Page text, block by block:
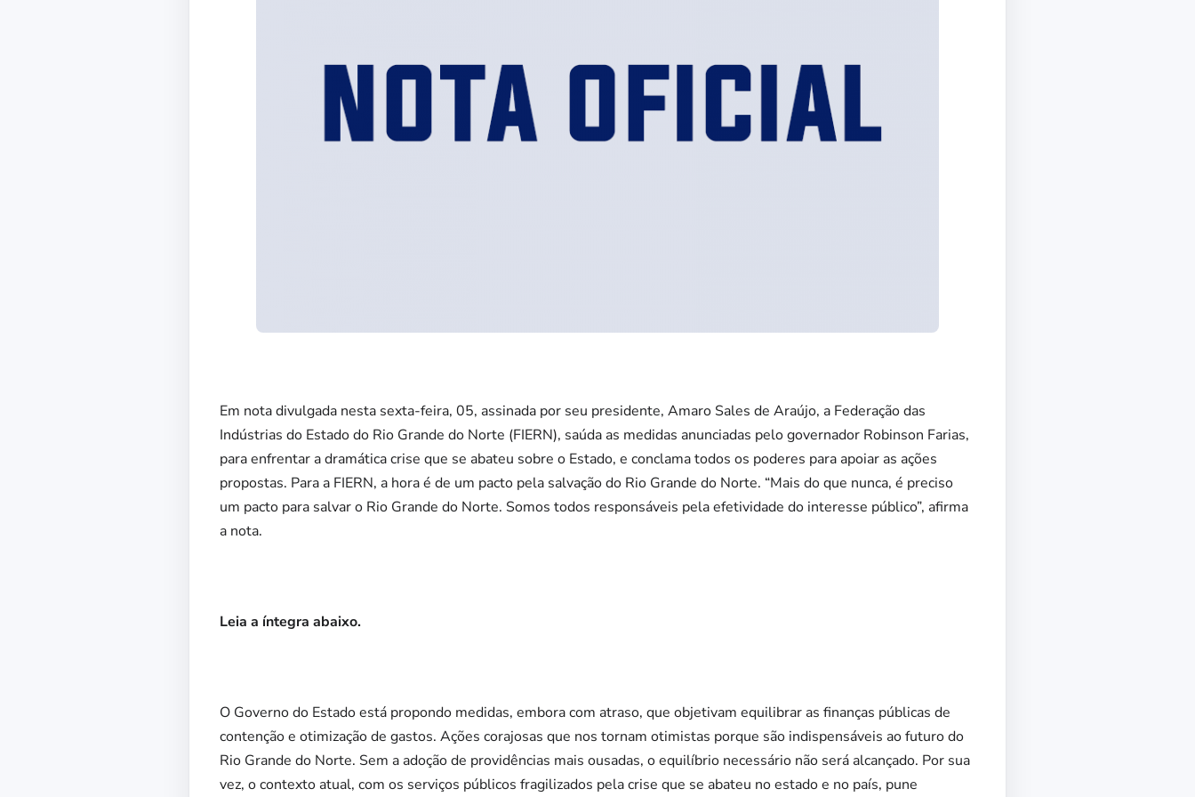
Em nota divulgada nesta sexta-feira, 05, assinada por seu presidente, Amaro Sales de Araújo, a Federação das
Indústrias do Estado do Rio Grande do Norte (FIERN), saúda as medidas anunciadas pelo governador Robinson Farias,
para enfrentar a dramática crise que se abateu sobre o Estado, e conclama todos os poderes para apoiar as ações
propostas. Para a FIERN, a hora é de um pacto pela salvação do Rio Grande do Norte. “Mais do que nunca, é preciso
um pacto para salvar o Rio Grande do Norte. Somos todos responsáveis pela efetividade do interesse público”, afirma
a nota.
Leia a íntegra abaixo.
O Governo do Estado está propondo medidas, embora com atraso, que objetivam equilibrar as finanças públicas de
contenção e otimização de gastos. Ações corajosas que nos tornam otimistas porque são indispensáveis ao futuro do
Rio Grande do Norte. Sem a adoção de providências mais ousadas, o equilíbrio necessário não será alcançado. Por sua
vez, o contexto atual, com os serviços públicos fragilizados pela crise que se abateu no estado e no país, pune